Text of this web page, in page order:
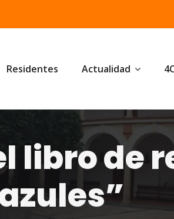
Residentes Actualidad
libro de